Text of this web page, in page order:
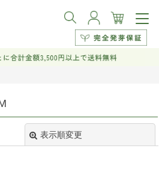
表示順変更